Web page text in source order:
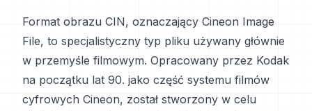
Format obrazu CIN, oznaczający Cineon Image
File, to specjalistyczny typ pliku używany głównie
w przemyśle filmowym. Opracowany przez Kodak
na początku lat 90. jako część systemu filmów
cyfrowych Cineon, został stworzony w celu